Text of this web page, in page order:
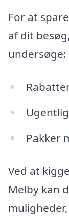
For at
af dit
undersøge:
Pakker
Ved at
Melby kan